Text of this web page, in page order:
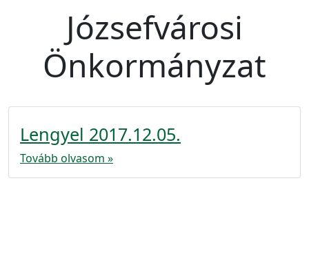
Józsefvárosi
Önkormányzat
Lengyel 2017.12.05.
Tovább olvasom »